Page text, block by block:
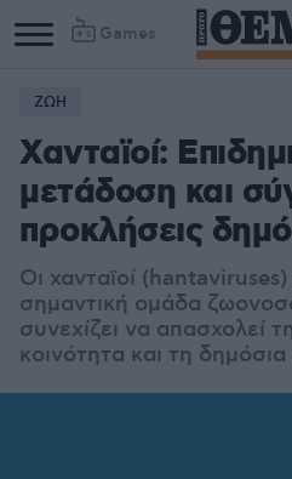
Games
ΖΩΗ
Χανταϊοί:
μετάδοση και
προκλήσεις
Οι χανταϊοί
σημαντική ομάδα
συνεχίζει να απασχολεί
κοινότητα και τη δημόσια